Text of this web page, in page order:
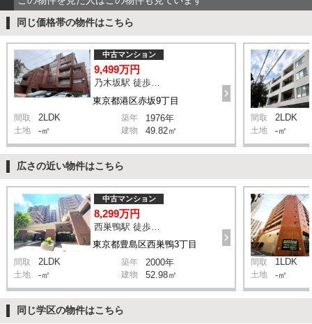
同じ価格帯の物件はこちら
東京都港区赤坂9丁目
中古マンション
9,499万円
乃木坂駅 徒歩2分
間取 2LDK 築年 1976年
土地 -㎡ 建物 49.82㎡
間取 2LDK
土地 -㎡
広さの近い物件はこちら
東京都豊島区西巣鴨3丁目
中古マンション
8,299万円
間取 2LDK 築年 2000年
土地 -㎡ 建物 52.98㎡
間取 1LDK
土地 -㎡
同じ学区の物件はこちら